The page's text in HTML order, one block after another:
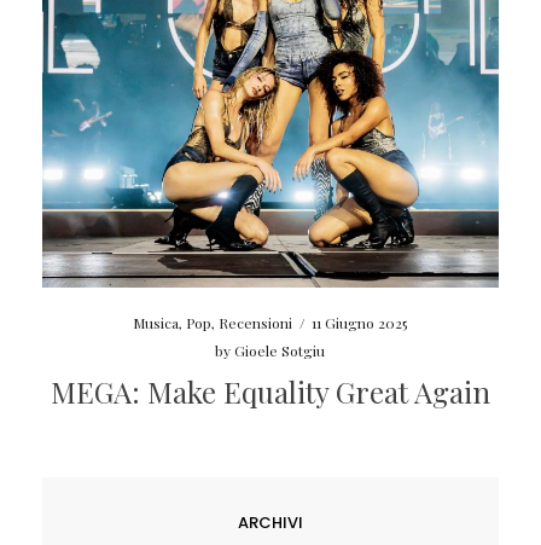
Musica, Pop, Recensioni / 11 Giugno 2025
byGioele Sotgiu
MEGA: Make Equality Great Again
ARCHIVI